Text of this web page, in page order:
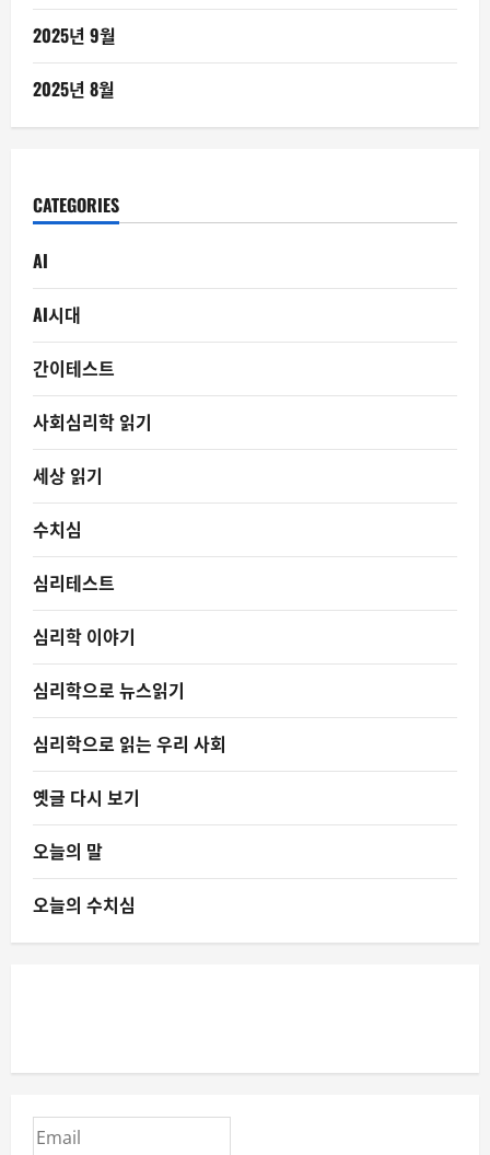
2025년 9월
2025년 8월
CATEGORIES
AI
AI시대
간이테스트
사회심리학 읽기
세상 읽기
수치심
심리테스트
심리학 이야기
심리학으로 뉴스읽기
심리학으로 읽는 우리 사회
옛글 다시 보기
오늘의 말
오늘의 수치심